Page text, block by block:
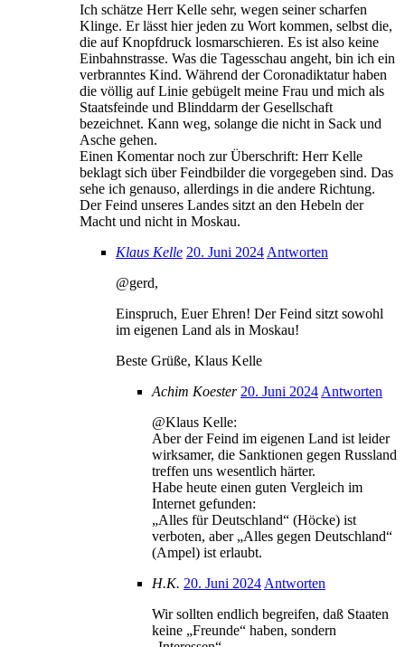
Ich schätze Herr Kelle sehr, wegen seiner scharfen
Klinge. Er lässt hier jeden zu Wort kommen, selbst die,
die auf Knopfdruck losmarschieren. Es ist also keine
Einbahnstrasse. Was die Tagesschau angeht, bin ich ein
verbranntes Kind. Während der Coronadiktatur haben
die völlig auf Linie gebügelt meine Frau und mich als
Staatsfeinde und Blinddarm der Gesellschaft
bezeichnet. Kann weg, solange die nicht in Sack und
Asche gehen.
Einen Komentar noch zur Überschrift: Herr Kelle
beklagt sich über Feindbilder die vorgegeben sind. Das
sehe ich genauso, allerdings in die andere Richtung.
Der Feind unseres Landes sitzt an den Hebeln der
Macht und nicht in Moskau.
Klaus Kelle 20. Juni 2024 Antworten
@gerd,
Einspruch, Euer Ehren! Der Feind sitzt sowohl
im eigenen Land als in Moskau!
Beste Grüße, Klaus Kelle
Achim Koester 20. Juni 2024 Antworten
@Klaus Kelle:
Aber der Feind im eigenen Land ist leider
wirksamer, die Sanktionen gegen Russland
treffen uns wesentlich härter.
Habe heute einen guten Vergleich im
Internet gefunden:
„Alles für Deutschland“ (Höcke) ist
verboten, aber „Alles gegen Deutschland“
(Ampel) ist erlaubt.
H.K. 20. Juni 2024 Antworten
Wir sollten endlich begreifen, daß Staaten
keine „Freunde“ haben, sondern